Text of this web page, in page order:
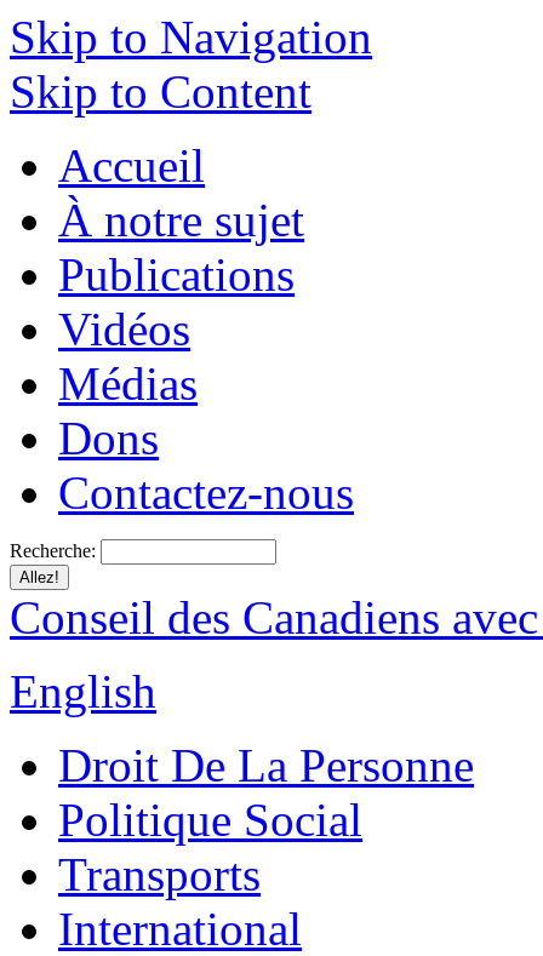
Skip to Navigation
Skip to Content
Accueil
À notre sujet
Publications
Vidéos
Médias
Dons
Contactez-nous
Recherche:
Conseil des Canadiens
English
Droit De La Personne
Politique Social
Transports
International